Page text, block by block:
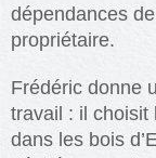
dépendances
propriétaire.
Frédéric donne
travail : il choisit
dans les bois